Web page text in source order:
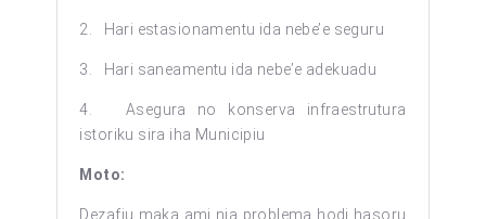
2. Hari estasionamentu ida nebe’e seguru
3. Hari saneamentu ida nebe’e adekuadu
4. Asegura no konserva infraestrutura
istoriku sira iha Municipiu
Moto:
Dezafiu maka ami nia problema hodi hasoru